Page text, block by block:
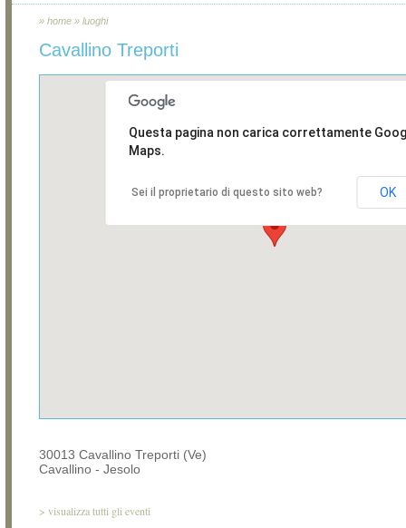
» home » luoghi
Cavallino Treporti
Questa pagina non carica correttamente
Maps.
Sei il proprietario di questo sito web? OK
30013 Cavallino Treporti (Ve)
Cavallino - Jesolo
> visualizza tutti gli eventi